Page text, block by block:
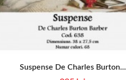
Suspense De Charles Burton...